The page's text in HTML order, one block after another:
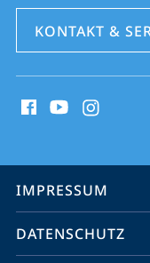
KONTAKT &
Media
Service-
Navigation
IMPRESSUM
DATENSCHUTZ